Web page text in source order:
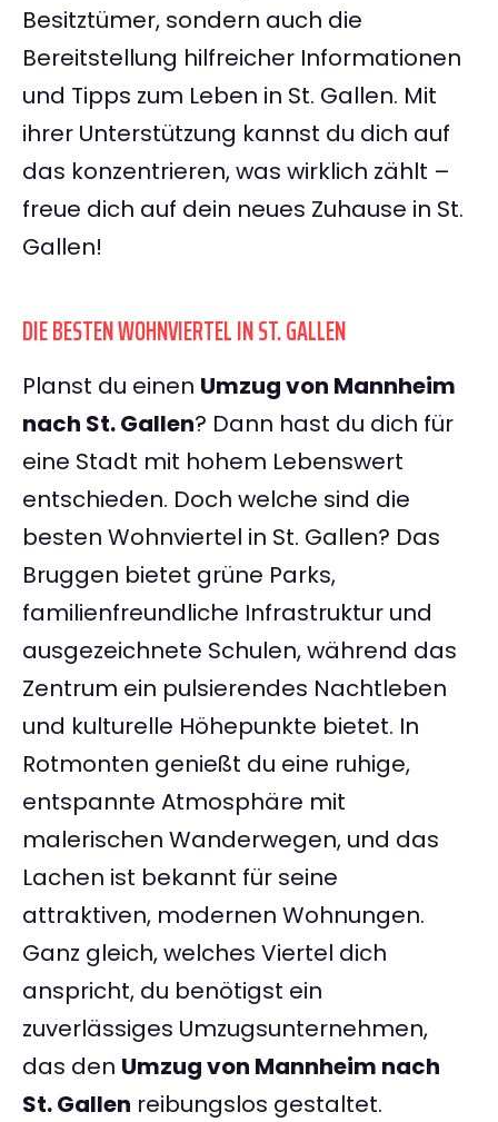
Besitztümer, sondern auch die
Bereitstellung hilfreicher Informationen
und Tipps zum Leben in St. Gallen. Mit
ihrer Unterstützung kannst du dich auf
das konzentrieren, was wirklich zählt –
freue dich auf dein neues Zuhause in St.
Gallen!
DIE BESTEN WOHNVIERTEL IN ST. GALLEN
Planst du einen Umzug von Mannheim
nach St. Gallen? Dann hast du dich für
eine Stadt mit hohem Lebenswert
entschieden. Doch welche sind die
besten Wohnviertel in St. Gallen? Das
Bruggen bietet grüne Parks,
familienfreundliche Infrastruktur und
ausgezeichnete Schulen, während das
Zentrum ein pulsierendes Nachtleben
und kulturelle Höhepunkte bietet. In
Rotmonten genießt du eine ruhige,
entspannte Atmosphäre mit
malerischen Wanderwegen, und das
Lachen ist bekannt für seine
attraktiven, modernen Wohnungen.
Ganz gleich, welches Viertel dich
anspricht, du benötigst ein
zuverlässiges Umzugsunternehmen,
das den Umzug von Mannheim nach
St. Gallen reibungslos gestaltet.